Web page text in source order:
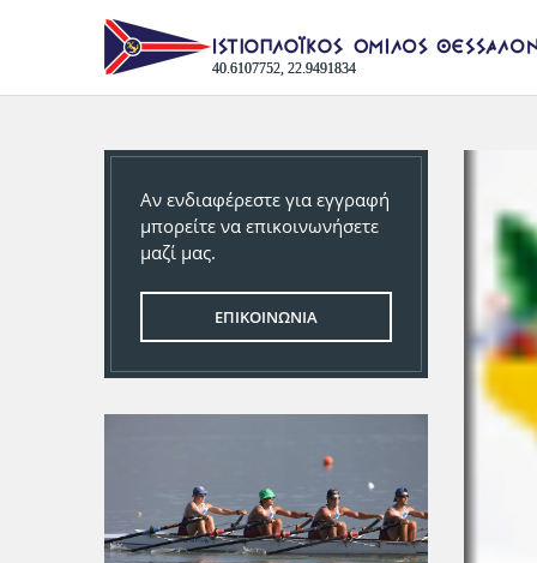
40.6107752, 22.9491834
Αν ενδιαφέρεστε για εγγραφή
μπορείτε να επικοινωνήσετε
μαζί μας.
ΕΠΙΚΟΙΝΩΝΙΑ